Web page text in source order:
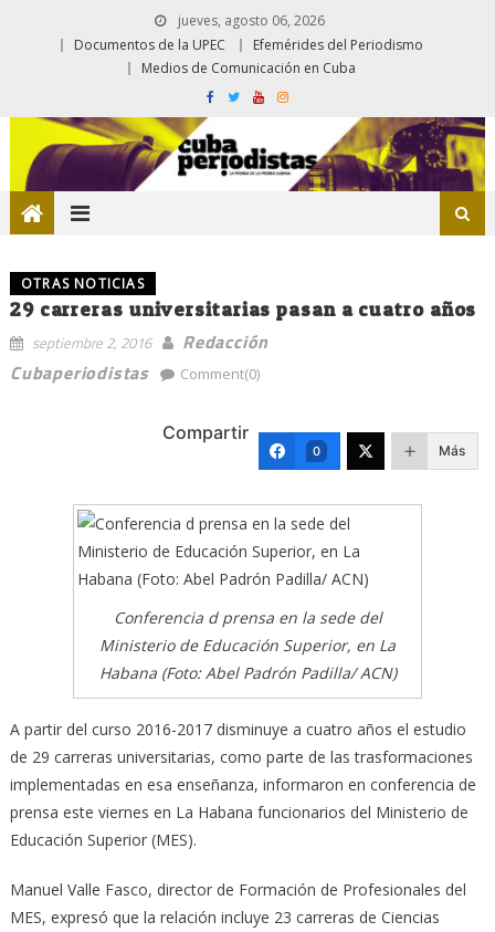
jueves, agosto 06, 2026
Documentos de la UPEC
Efemérides del Periodismo
Medios de Comunicación en Cuba
OTRAS NOTICIAS
29 carreras universitarias pasan a cuatro años
septiembre 2, 2016
Redacción
Cubaperiodistas
Comment(0)
Compartir
0 Más
Conferencia d prensa en la sede del
Ministerio de Educación Superior, en La
Habana (Foto: Abel Padrón Padilla/ ACN)
A partir del curso 2016-2017 disminuye a cuatro años el estudio
de 29 carreras universitarias, como parte de las trasformaciones
implementadas en esa enseñanza, informaron en conferencia de
prensa este viernes en La Habana funcionarios del Ministerio de
Educación Superior (MES).
Manuel Valle Fasco, director de Formación de Profesionales del
MES, expresó que la relación incluye 23 carreras de Ciencias